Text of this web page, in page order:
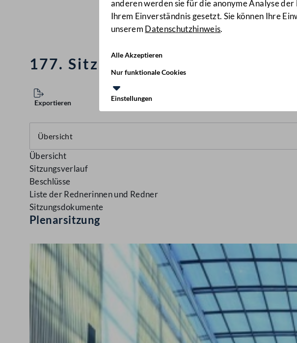
anderen werden sie für die anonyme Analyse
Ihrem Einverständnis gesetzt. Sie können Ihre
unserem Datenschutzhinweis.
Alle Akzeptieren
Nur funktionale Cookies
Einstellungen
177. Sitzung des Nationalrats
Exportieren
Übersicht
Sitzungsverlauf
Beschlüsse
Liste der Rednerinnen und Redner
Sitzungsdokumente
Plenarsitzung